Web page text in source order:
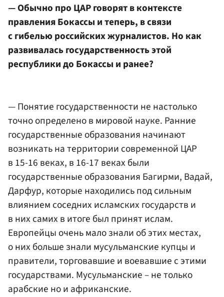
— Обычно про ЦАР говорят в контексте
правления Бокассы и теперь, в связи
с гибелью российских журналистов. Но как
развивалась государственность этой
республики до Бокассы и ранее?
— Понятие государственности не настолько
точно определено в мировой науке. Ранние
государственные образования начинают
возникать на территории современной ЦАР
в 15-16 веках, в 16-17 веках были
государственные образования Багирми, Вадай,
Дарфур, которые находились под сильным
влиянием соседних исламских государств и
в них самих в итоге был принят ислам.
Европейцы очень мало знали об этих местах,
о них больше знали мусульманские купцы и
правители, торговавшие и воевавшие с этими
государствами. Мусульманские – не только
арабские но и африканские.